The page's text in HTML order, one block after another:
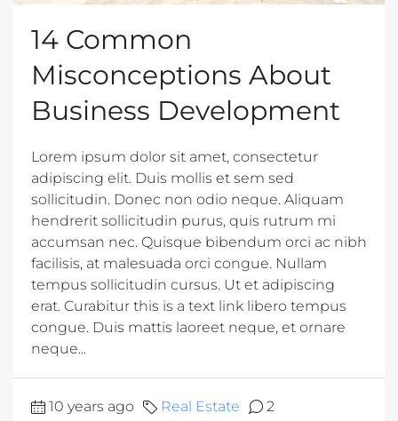
14 Common
Misconceptions About
Business Development
Lorem ipsum dolor sit amet, consectetur
adipiscing elit. Duis mollis et sem sed
sollicitudin. Donec non odio neque. Aliquam
hendrerit sollicitudin purus, quis rutrum mi
accumsan nec. Quisque bibendum orci ac nibh
facilisis, at malesuada orci congue. Nullam
tempus sollicitudin cursus. Ut et adipiscing
erat. Curabitur this is a text link libero tempus
congue. Duis mattis laoreet neque, et ornare
neque...
10 years ago Real Estate 2